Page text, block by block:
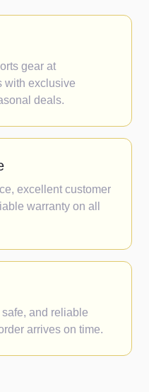
gear at
with exclusive
deals.
excellent customer
warranty on all
and reliable
arrives on time.